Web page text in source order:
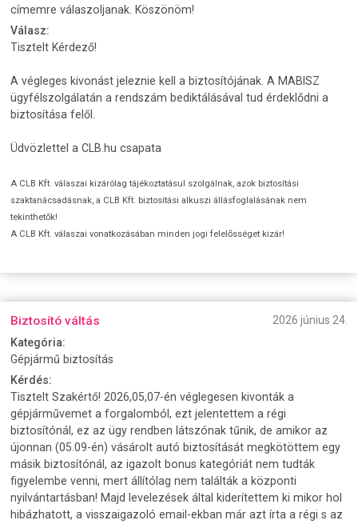
címemre válaszoljanak. Köszönöm!
Válasz:
Tisztelt Kérdező!
A végleges kivonást jeleznie kell a biztosítójának. A MABISZ
ügyfélszolgálatán a rendszám bediktálásával tud érdeklődni a
biztosítása felől.
Üdvözlettel a CLB.hu csapata
A CLB Kft. válaszai kizárólag tájékoztatásul szolgálnak, azok biztosítási
szaktanácsadásnak, a CLB Kft. biztosítási alkuszi állásfoglalásának nem
tekinthetők!
A CLB Kft. válaszai vonatkozásában minden jogi felelősséget kizár!
Biztosító váltás
2026 június 24.
Kategória:
Gépjármű biztosítás
Kérdés:
Tisztelt Szakértő! 2026,05,07-én véglegesen kivonták a
gépjárművemet a forgalomból, ezt jelentettem a régi
biztosítónál, ez az ügy rendben látszónak tűnik, de amikor az
újonnan (05.09-én) vásárolt autó biztosítását megkötöttem egy
másik biztosítónál, az igazolt bonus kategóriát nem tudták
figyelembe venni, mert állítólag nem találták a központi
nyilvántartásban! Majd levelezések által kiderítettem ki mikor hol
hibázhatott, a visszaigazoló email-ekban már azt írta a régi s az